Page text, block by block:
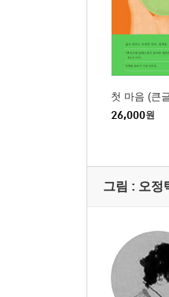
첫 마음 (큰
26,000원
그림 : 오정